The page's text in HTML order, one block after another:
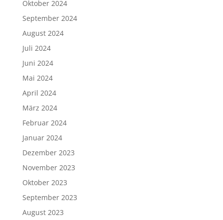
Oktober 2024
September 2024
August 2024
Juli 2024
Juni 2024
Mai 2024
April 2024
März 2024
Februar 2024
Januar 2024
Dezember 2023
November 2023
Oktober 2023
September 2023
August 2023